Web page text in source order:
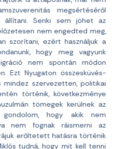
megsértéséről
állítani. Senki sem jöhet az
nem engedted meg,
szorítani, ezért használjuk a
hogy meg vagyunk
nem spontán módon
Ezt Nyugaton összesküvés-
szervezetten, politikai
történik, következménye
tömegek kerülnek az
hogy akik nem
nem fognak ráismerni az
erőltetett hatásra történik
tudná, hogy mit kell tenni